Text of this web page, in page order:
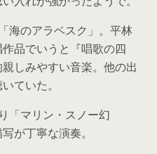
海のアラベスク」。平林
品でいうと『唱歌の四
しみやすい音楽。他の出
ていた。
「マリン・スノー幻
が丁寧な演奏。